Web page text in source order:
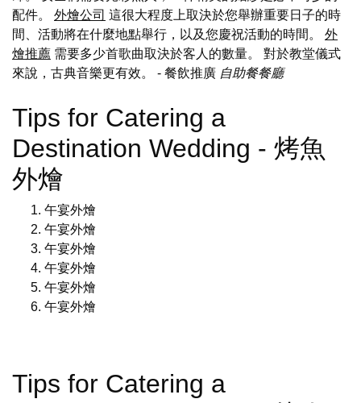
配件。 外燴公司 這很大程度上取決於您舉辦重要日子的時
間、活動將在什麼地點舉行，以及您慶祝活動的時間。 外
燴推薦 需要多少首歌曲取決於客人的數量。 對於教堂儀式
來說，古典音樂更有效。 - 餐飲推廣 自助餐餐廳
Tips for Catering a
Destination Wedding - 烤魚
外燴
午宴外燴
午宴外燴
午宴外燴
午宴外燴
午宴外燴
午宴外燴
Tips for Catering a